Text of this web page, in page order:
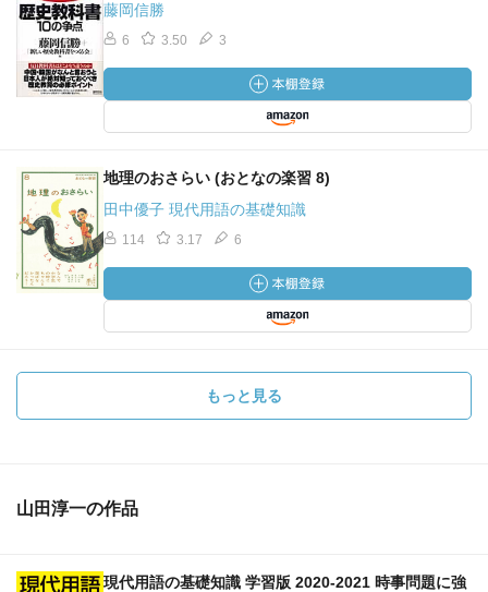
藤岡信勝
6 3.50 3
地理のおさらい (おとなの楽習 8)
田中優子 現代用語の基礎知識
114 3.17 6
もっと見る
山田淳一の作品
現代用語の基礎知識 学習版 2020-2021 時事問題に強